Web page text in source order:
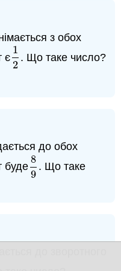
з обох
є
1
2
12. Що таке число?
до обох
буде
8
9
89. Що таке
до зворотного